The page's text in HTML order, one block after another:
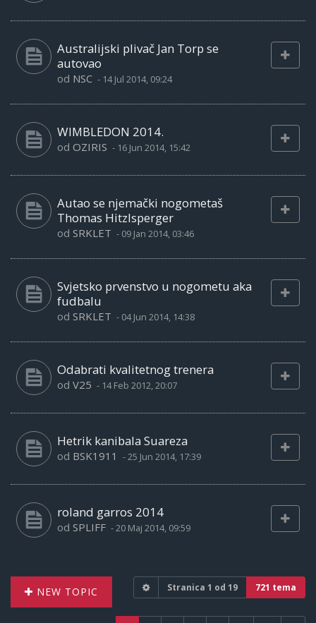
Australijski plivač Jan Torp se
autovao
od NSC - 14 Jul 2014, 09:24
WIMBLEDON 2014.
od OZIRIS - 16 Jun 2014, 15:42
Autao se njemački nogometaš
Thomas Hitzlsperger
od SRKLET - 09 Jan 2014, 03:46
Svjetsko prvenstvo u nogometu aka
fudbalu
od SRKLET - 04 Jun 2014, 14:38
Odabrati kvalitetnog trenera
od V25 - 14 Feb 2012, 20:07
Hetrik kanibala Suareza
od BSK1911 -25 Jun 2014, 17:39
roland garros 2014
od SPLIFF -20 Maj 2014, 09:59
NEW TOPIC Stranica 1 od 19 721 tema